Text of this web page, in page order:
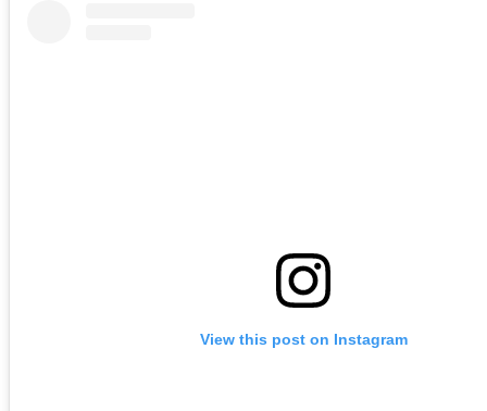
View this post on Instagram